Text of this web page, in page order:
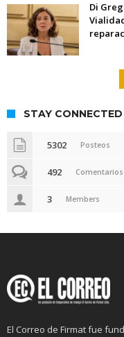
Di
STAY CONNECTED
5302 Posteos
492 Comentarios
3 Members
El Correo de Firmat fue